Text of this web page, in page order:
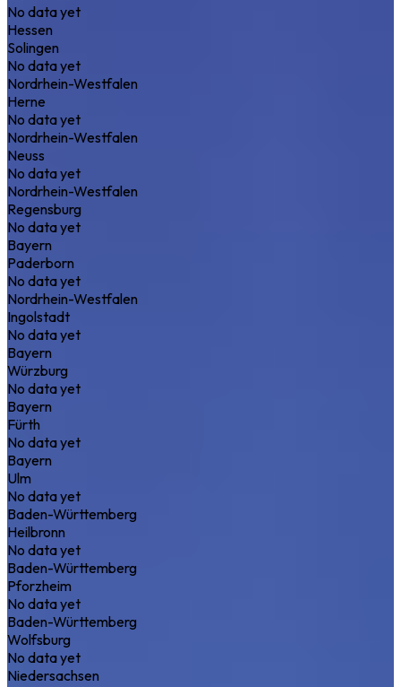
No data yet
Hessen
Solingen
No data yet
Nordrhein-Westfalen
Herne
No data yet
Nordrhein-Westfalen
Neuss
No data yet
Nordrhein-Westfalen
Regensburg
No data yet
Bayern
Paderborn
No data yet
Nordrhein-Westfalen
Ingolstadt
No data yet
Bayern
Würzburg
No data yet
Bayern
Fürth
No data yet
Bayern
Ulm
No data yet
Baden-Württemberg
Heilbronn
No data yet
Baden-Württemberg
Pforzheim
No data yet
Baden-Württemberg
Wolfsburg
No data yet
Niedersachsen